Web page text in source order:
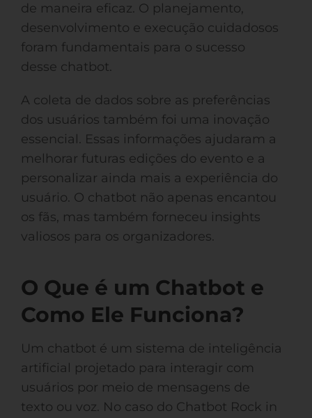
de maneira eficaz. O planejamento,
desenvolvimento e execução cuidadosos
foram fundamentais para o sucesso
desse chatbot.
A coleta de dados sobre as preferências
dos usuários também foi uma inovação
essencial. Essas informações ajudaram a
melhorar futuras edições do evento e a
personalizar ainda mais a experiência do
usuário. O chatbot não apenas encantou
os fãs, mas também forneceu insights
valiosos para os organizadores.
O Que é um Chatbot e
Como Ele Funciona?
Um chatbot é um sistema de inteligência
artificial projetado para interagir com
usuários por meio de mensagens de
texto ou voz. No caso do Chatbot Rock in